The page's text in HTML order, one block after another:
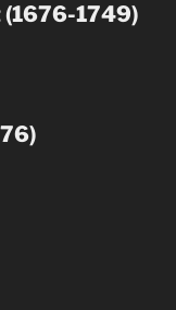
(1676-1749)